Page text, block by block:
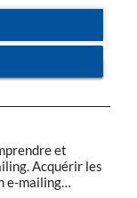
et
Acquérir les
e-mailing